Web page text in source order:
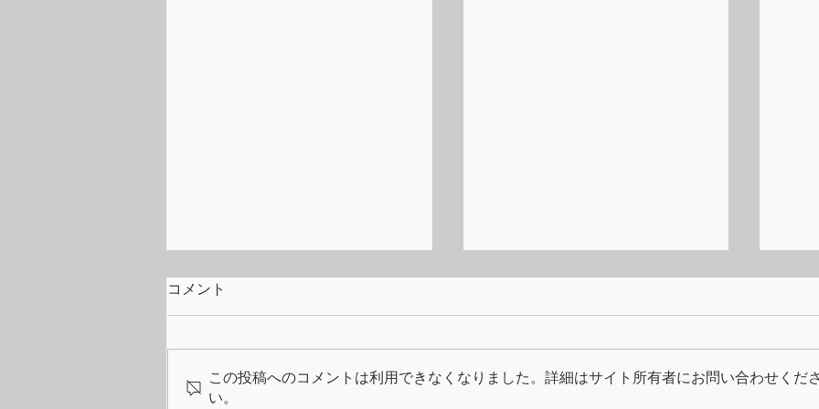
Our Role
コメント
この投稿へのコメントは利用できなくなりました。詳細はサイト所有者にお問い合わせくだ
い。